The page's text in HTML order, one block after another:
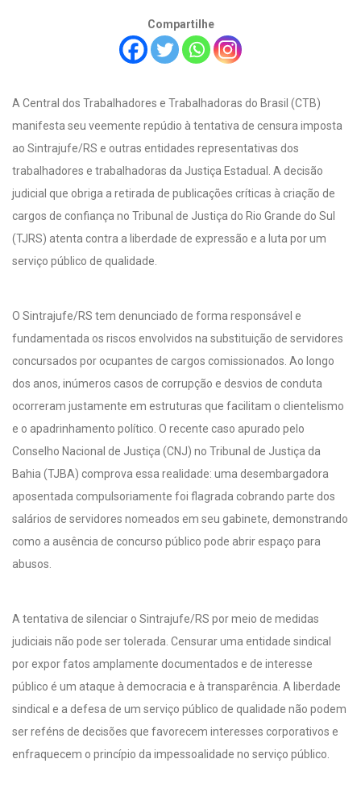
Compartilhe
A Central dos Trabalhadores e Trabalhadoras do Brasil (CTB)
manifesta seu veemente repúdio à tentativa de censura imposta
ao Sintrajufe/RS e outras entidades representativas dos
trabalhadores e trabalhadoras da Justiça Estadual. A decisão
judicial que obriga a retirada de publicações críticas à criação de
cargos de confiança no Tribunal de Justiça do Rio Grande do Sul
(TJRS) atenta contra a liberdade de expressão e a luta por um
serviço público de qualidade.
O Sintrajufe/RS tem denunciado de forma responsável e
fundamentada os riscos envolvidos na substituição de servidores
concursados por ocupantes de cargos comissionados. Ao longo
dos anos, inúmeros casos de corrupção e desvios de conduta
ocorreram justamente em estruturas que facilitam o clientelismo
e o apadrinhamento político. O recente caso apurado pelo
Conselho Nacional de Justiça (CNJ) no Tribunal de Justiça da
Bahia (TJBA) comprova essa realidade: uma desembargadora
aposentada compulsoriamente foi flagrada cobrando parte dos
salários de servidores nomeados em seu gabinete, demonstrando
como a ausência de concurso público pode abrir espaço para
abusos.
A tentativa de silenciar o Sintrajufe/RS por meio de medidas
judiciais não pode ser tolerada. Censurar uma entidade sindical
por expor fatos amplamente documentados e de interesse
público é um ataque à democracia e à transparência. A liberdade
sindical e a defesa de um serviço público de qualidade não podem
ser reféns de decisões que favorecem interesses corporativos e
enfraquecem o princípio da impessoalidade no serviço público.